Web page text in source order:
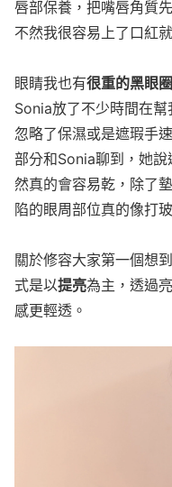
唇部保養，把嘴唇角質
不然我很容易上了口紅
眼睛我也有很重的黑眼
Sonia放了不少時間在
忽略了保濕或是遮瑕手
部分和Sonia聊到，她
然真的會容易乾，除了
陷的眼周部位真的像打
關於修容大家第一個想
式是以提亮為主，透過
感更輕透。